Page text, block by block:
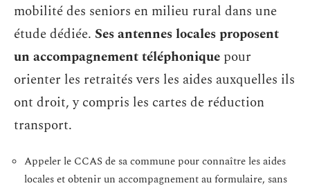
mobilité des seniors en milieu rural dans une
étude dédiée. Ses antennes locales proposent
un accompagnement téléphonique pour
orienter les retraités vers les aides auxquelles ils
ont droit, y compris les cartes de réduction
transport.
Appeler le CCAS de sa commune pour connaître les aides
locales et obtenir un accompagnement au formulaire, sans